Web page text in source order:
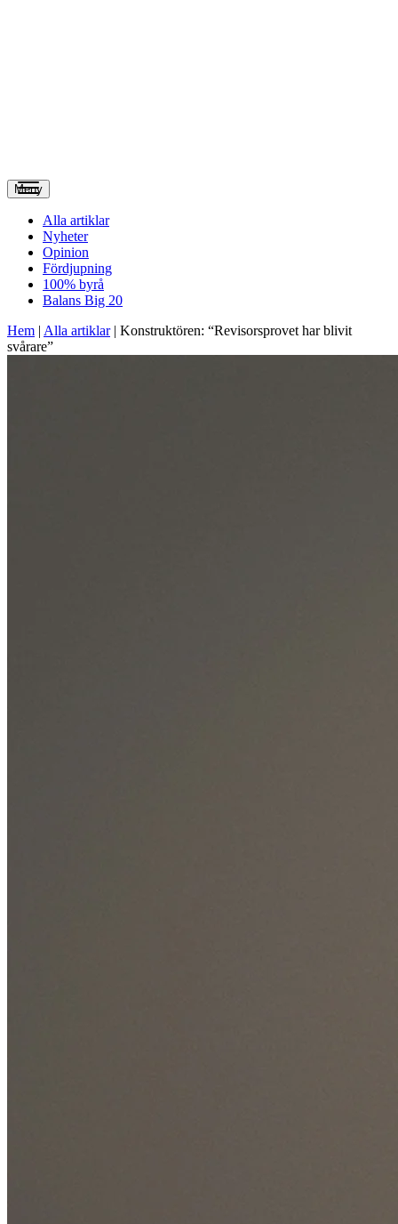
Meny
Alla artiklar
Nyheter
Opinion
Fördjupning
100% byrå
Balans Big 20
Hem | Alla artiklar| Konstruktören: “Revisorsprovet har blivit
svårare”